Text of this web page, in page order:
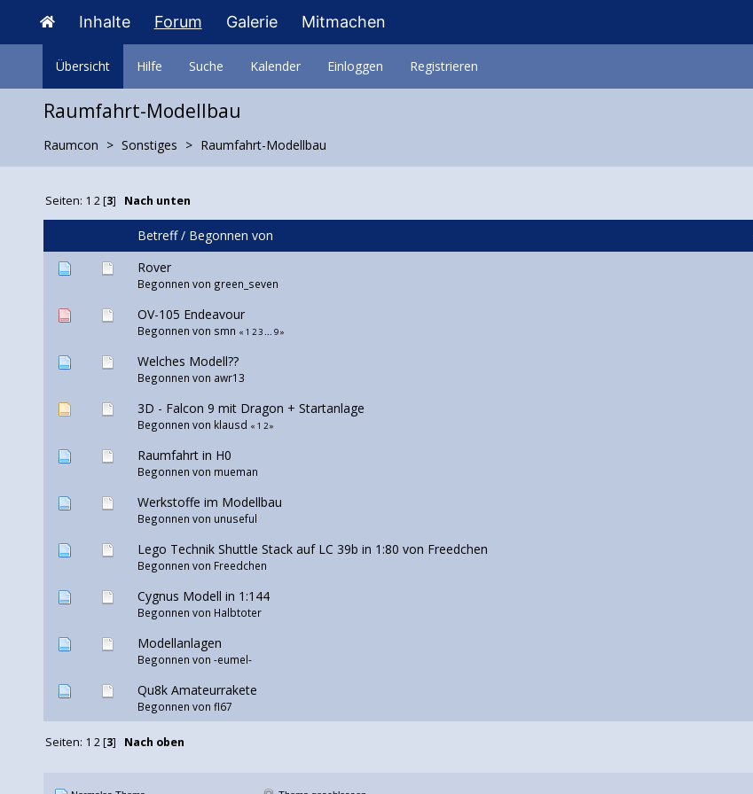
Inhalte Forum Galerie Mitmachen
Übersicht Hilfe Suche Kalender Einloggen Registrieren
Raumfahrt-Modellbau
Raumcon Sonstiges Raumfahrt-Modellbau
Seiten: 1 2[3] Nach unten
Betreff/ Begonnen von
Rover
Begonnen von green_seven
OV-105 Endeavour
Begonnen von smn « 1 23... 9»
Welches Modell??
Begonnen von awr13
3D - Falcon 9 mit Dragon + Startanlage
Begonnen von klausd « 1 2»
Raumfahrt in H0
Begonnen von mueman
Werkstoffe im Modellbau
Begonnen von unuseful
Lego Technik Shuttle Stack auf LC 39b in 1:80 von Freedchen
Begonnen von Freedchen
Cygnus Modell in 1:144
Begonnen von Halbtoter
Modellanlagen
Begonnen von -eumel-
Qu8k Amateurrakete
Begonnen von fl67
Seiten: 1 2[3] Nach oben